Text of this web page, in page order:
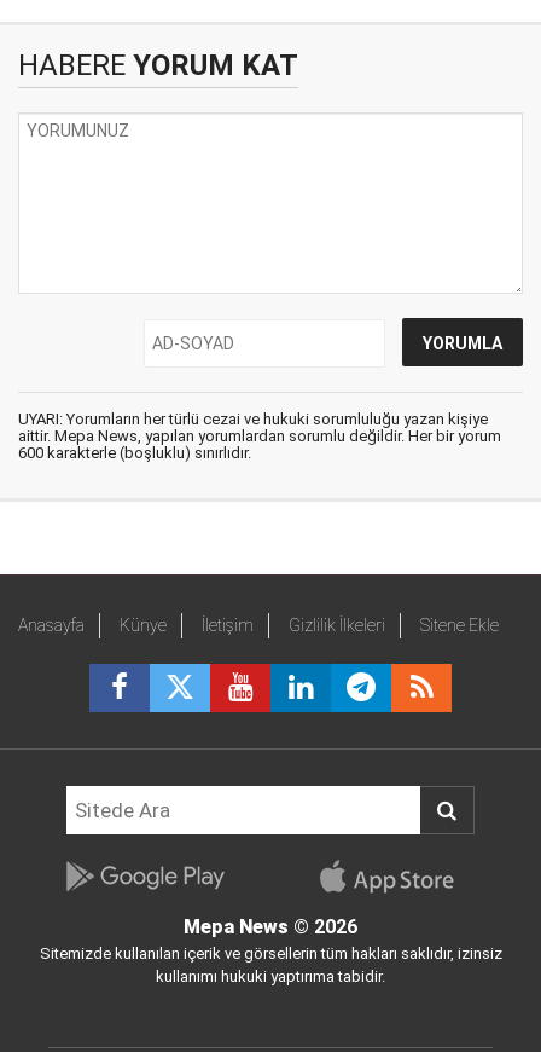
HABERE YORUM KAT
UYARI: Yorumların her türlü cezai ve hukuki sorumluluğu yazan kişiye
aittir. Mepa News, yapılan yorumlardan sorumlu değildir. Her bir yorum
600 karakterle (boşluklu) sınırlıdır.
Anasayfa Künye İletişim Gizlilik İlkeleri Sitene Ekle
Mepa News © 2026
Sitemizde kullanılan içerik ve görsellerin tüm hakları saklıdır, izinsiz
kullanımı hukuki yaptırıma tabidir.